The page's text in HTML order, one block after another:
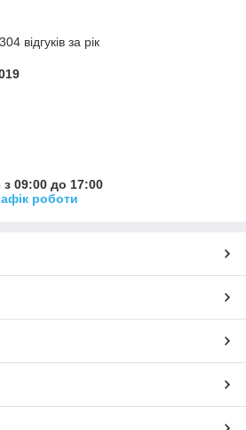
відгуків за рік
09:00 до 17:00
роботи